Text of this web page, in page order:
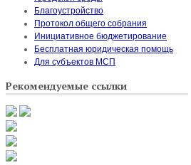
Благоустройство
Протокол общего собрания
Инициативное бюджетирование
Бесплатная юридическая помощь
Для субъектов МСП
Рекомендуемые ссылки